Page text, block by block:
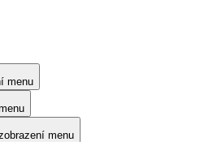
menu
menu